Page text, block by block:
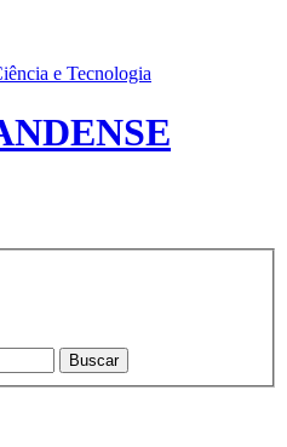
e Tecnologia
Buscar